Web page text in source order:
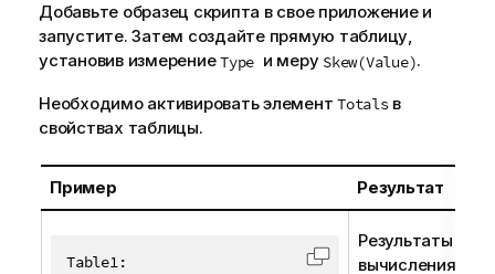
Добавьте образец скрипта в свое приложение и
запустите. Затем создайте прямую таблицу,
установив измерениеType и меру Skew(Value).
Необходимо активировать элемент Totalsв
свойствах таблицы.
Пример Результат
Table1: Скопировать код в
Результаты
вычисления